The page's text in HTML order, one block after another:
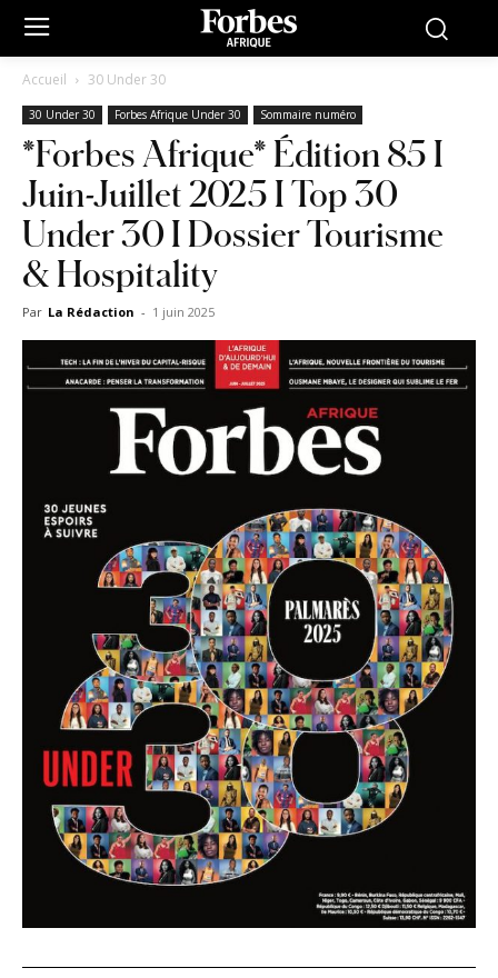
Accueil 30 Under 30
30 Under 30 Forbes Afrique Under 30 Sommaire numéro
*Forbes Afrique* Édition 85 I
Juin-Juillet 2025 I Top 30
Under 30 I Dossier Tourisme
& Hospitality
Par La Rédaction - 1 juin 2025